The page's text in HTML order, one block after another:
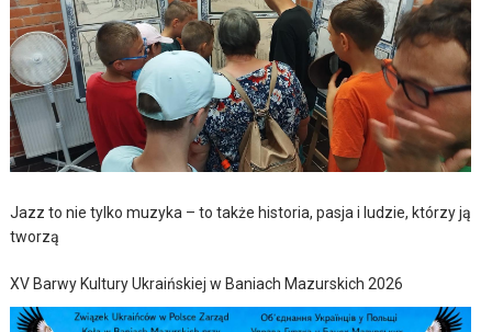
Jazz to nie tylko muzyka – to także historia, pasja i ludzie, którzy ją
tworzą
XV Barwy Kultury Ukraińskiej w Baniach Mazurskich 2026